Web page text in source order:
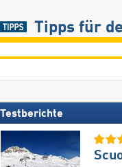
Tipps für
Testberichte